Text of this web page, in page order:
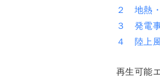
２ 地熱
３ 発電
４ 陸上
再生可能